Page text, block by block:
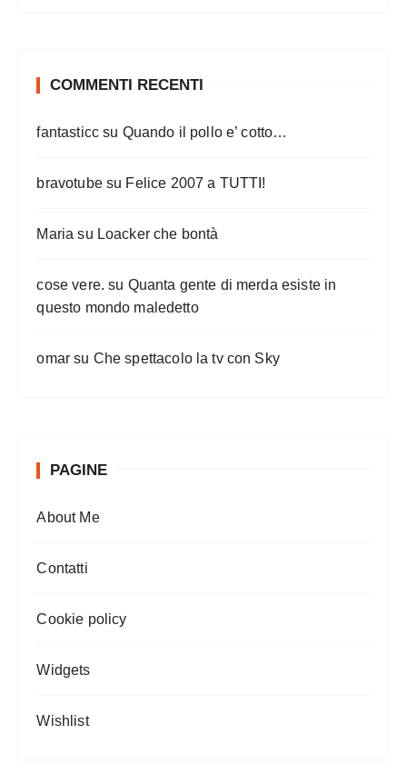
COMMENTI RECENTI
fantasticc su Quando il pollo e’ cotto…
bravotubesu Felice 2007 a TUTTI!
Maria su Loacker che bontà
cose vere. su Quanta gente di merda esiste in
questo mondo maledetto
omar su Che spettacolo la tv con Sky
PAGINE
About Me
Contatti
Cookie policy
Widgets
Wishlist